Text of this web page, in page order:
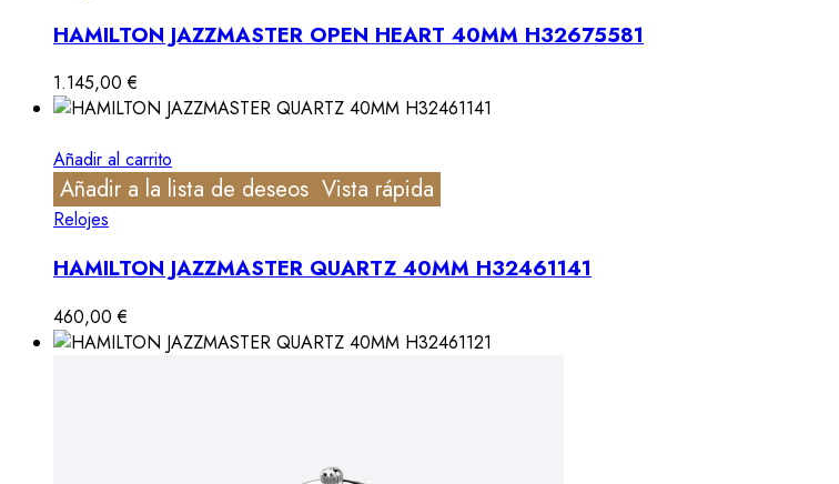
HAMILTON JAZZMASTER OPEN HEART 40MM H32675581
1.145,00€
Añadir al carrito
Añadir a la lista de deseos Vista rápida
Relojes
HAMILTON JAZZMASTER QUARTZ 40MM H32461141
460,00€